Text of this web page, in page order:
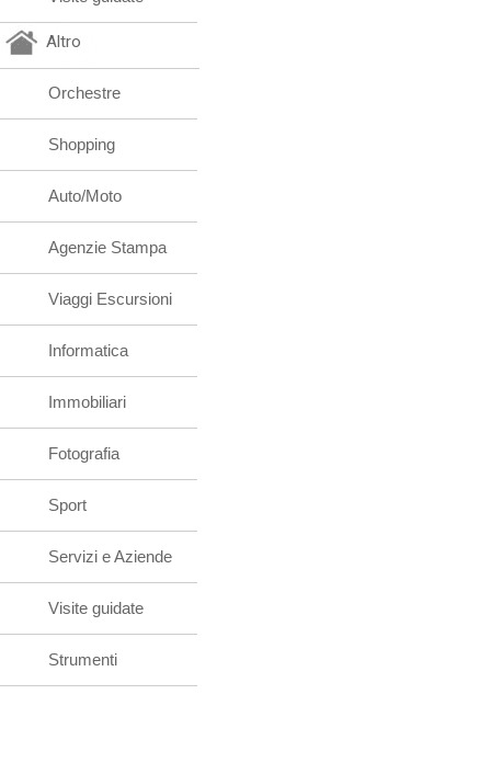
Altro
Orchestre
Shopping
Auto/Moto
Agenzie Stampa
Viaggi Escursioni
Informatica
Immobiliari
Fotografia
Sport
Servizi e Aziende
Visite guidate
Strumenti